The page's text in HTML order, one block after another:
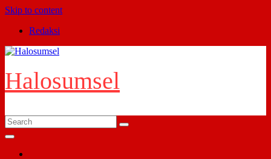
Skip to content
Redaksi
Halosumsel